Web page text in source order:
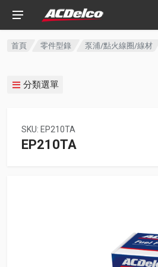
首頁 零件型錄 泵浦/點火線圈/線材
分類選單
SKU: EP210TA
EP210TA